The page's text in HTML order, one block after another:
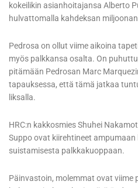
kokeilikin asianhoitajansa Alberto
hulvattomalla kahdeksan
Pedrosa on ollut viime aikoina
myös palkkansa osalta. On
pitämään Pedrosan Marc
tapauksessa, että tämä jatkaa
liksalla.
HRC:n kakkosmies Shuhei
Suppo ovat kiirehtineet
suistamisesta palkkakuoppaan.
Päinvastoin, molemmat ovat viime